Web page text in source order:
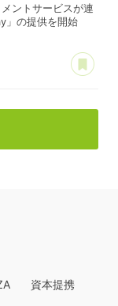
ントサービスが連
」の提供を開始
資本提携